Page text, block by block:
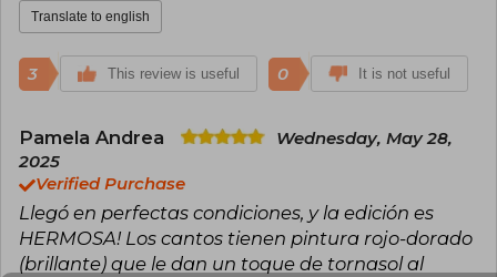
Translate to english
3 This review is useful 0 It is not useful
Pamela Andrea
Wednesday, May 28,
2025
Verified Purchase
Llegó en perfectas condiciones, y la edición es
HERMOSA! Los cantos tienen pintura rojo-dorado
(brillante) que le dan un toque de tornasol al